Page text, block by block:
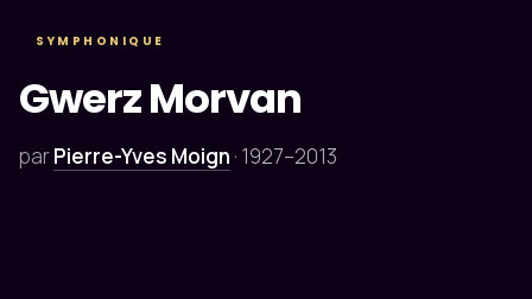
SYMPHONIQUE
Gwerz Morvan
parPierre-Yves Moign · 1927–2013